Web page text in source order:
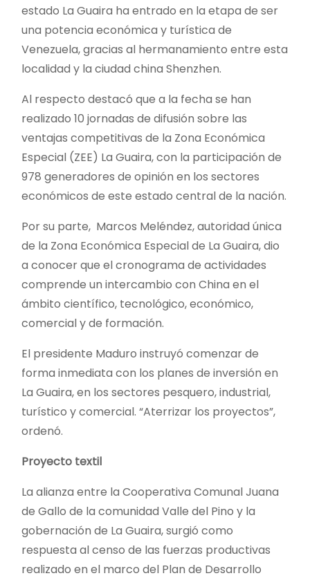
estado La Guaira ha entrado en la etapa de ser
una potencia económica y turística de
Venezuela, gracias al hermanamiento entre esta
localidad y la ciudad china Shenzhen.
Al respecto destacó que a la fecha se han
realizado 10 jornadas de difusión sobre las
ventajas competitivas de la Zona Económica
Especial (ZEE) La Guaira, con la participación de
978 generadores de opinión en los sectores
económicos de este estado central de la nación.
Por su parte, Marcos Meléndez, autoridad única
de la Zona Económica Especial de La Guaira, dio
a conocer que el cronograma de actividades
comprende un intercambio con China en el
ámbito científico, tecnológico, económico,
comercial y de formación.
El presidente Maduro instruyó comenzar de
forma inmediata con los planes de inversión en
La Guaira, en los sectores pesquero, industrial,
turístico y comercial. “Aterrizar los proyectos”,
ordenó.
Proyecto textil
La alianza entre la Cooperativa Comunal Juana
de Gallo de la comunidad Valle del Pino y la
gobernación de La Guaira, surgió como
respuesta al censo de las fuerzas productivas
realizado en el marco del Plan de Desarrollo